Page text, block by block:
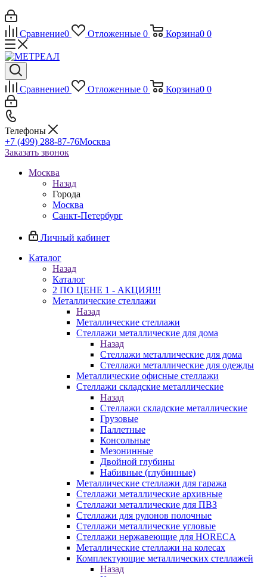
Сравнение0 Отложенные 0 Корзина0 0
Сравнение0 Отложенные 0 Корзина0 0
Телефоны
+7 (499) 288-87-76Москва
Заказать звонок
Москва
Назад
Города
Москва
Санкт-Петербург
Личный кабинет
Каталог
Назад
Каталог
2 ПО ЦЕНЕ 1 - АКЦИЯ!!!
Металлические стеллажи
Назад
Металлические стеллажи
Стеллажи металлические для дома
Назад
Стеллажи металлические для дома
Стеллажи металлические для одежды
Металлические офисные стеллажи
Стеллажи складские металлические
Назад
Стеллажи складские металлические
Грузовые
Паллетные
Консольные
Мезонинные
Двойной глубины
Набивные (глубинные)
Металлические стеллажи для гаража
Стеллажи металлические архивные
Стеллажи металлические для ПВЗ
Стеллажи для рулонов полочные
Стеллажи металлические угловые
Стеллажи нержавеющие для HORECA
Металлические стеллажи на колесах
Комплектующие металлических стеллажей
Назад